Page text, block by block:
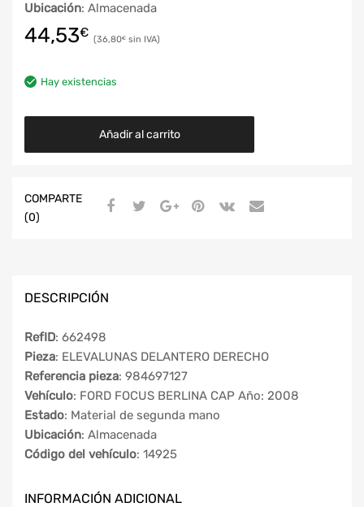
Ubicación: Almacenada
44,53€ 36,80€
Hay existencias
Añadir al carrito
COMPARTE
(0)
DESCRIPCIÓN
RefID: 662498
Pieza: ELEVALUNAS DELANTERO DERECHO
Referencia pieza: 984697127
Vehículo: FORD FOCUS BERLINA CAP Año: 2008
Estado: Material de segunda mano
Ubicación: Almacenada
Código del vehículo: 14925
INFORMACIÓN ADICIONAL